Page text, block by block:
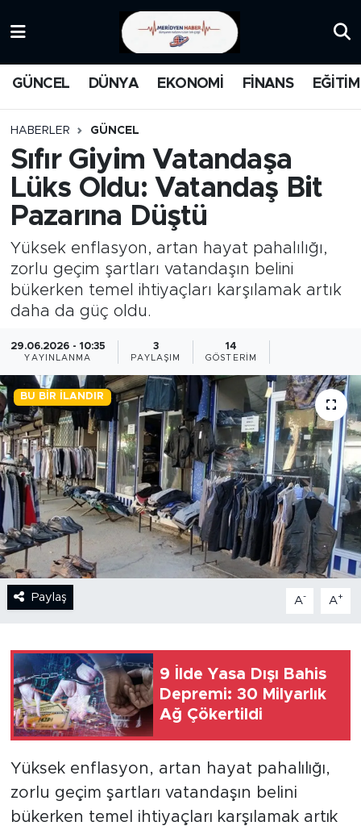
GÜNCEL DÜNYA EKONOMİ FİNANS EĞİTİM
HABERLER GÜNCEL
Sıfır Giyim Vatandaşa
Lüks Oldu: Vatandaş Bit
Pazarına Düştü
Yüksek enflasyon, artan hayat pahalılığı,
zorlu geçim şartları vatandaşın belini
bükerken temel ihtiyaçları karşılamak artık
daha da güç oldu.
29.06.2026 - 10:35
YAYINLANMA
3
PAYLAŞIM
14
GÖSTERIM
BU BIR İLANDIR
Paylaş A- A+
9 İlde Yasa Dışı Bahis
Depremi: 30 Milyarlık
Ağ Çökertildi
Yüksek enflasyon, artan hayat pahalılığı,
zorlu geçim şartları vatandaşın belini
bükerken temel ihtiyaçları karşılamak artık
MEDYA
FİNANS
DÜNYA
GÜNCEL
KARİKATÜR
BİLİM-TEKNOLOJİ
RÖPÖRTAJ
ANALİZ
NOSTALJİ
KULİS
YAZARLAR
POLİTİKA
EKONOMİ
SPOR
KÜLTÜR SANAT
Trafik Durumu
Süper Lig Puan Durumu ve Fikstür
Tüm Manşetler
Son Dakika Haberleri
Haber Arşivi